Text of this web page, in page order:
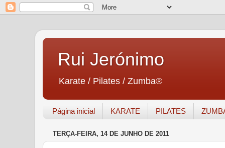
Rui Jerónimo
Karate / Pilates / Zumba®
Página inicial KARATE PILATES
TERÇA-FEIRA, 14 DE JUNHO DE 2011